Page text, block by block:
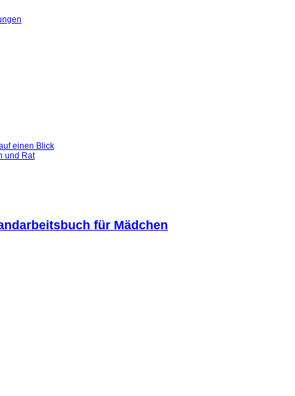
einen Blick
und Rat
für Mädchen